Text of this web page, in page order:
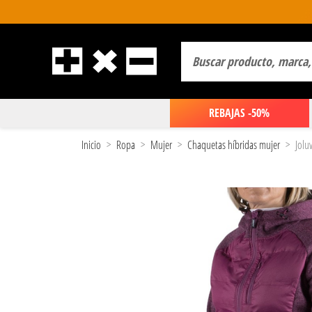
REBAJAS -50%
Inicio Ropa Mujer Chaquetas híbridas mujer